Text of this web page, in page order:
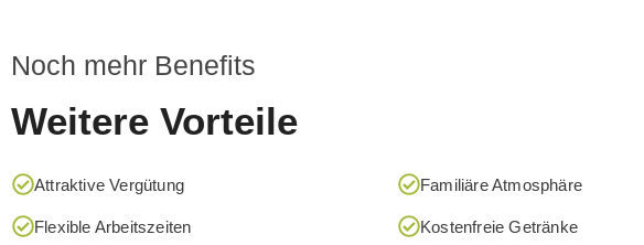
Noch mehr Benefits
Weitere Vorteile
Attraktive Vergütung
Flexible Arbeitszeiten
Familiäre Atmosphäre
Kostenfreie Getränke